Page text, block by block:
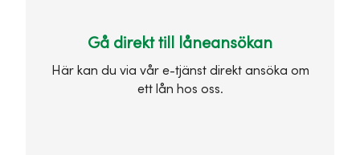
Gå direkt till låneansökan
Här kan du via vår e-tjänst direkt ansöka om
ett lån hos oss.